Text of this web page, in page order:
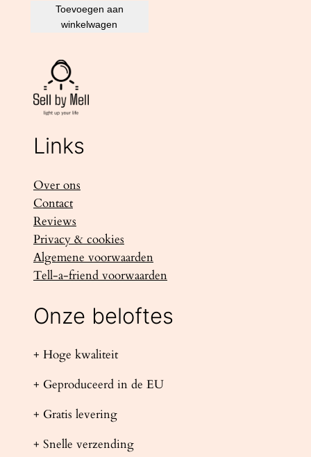
Toevoegen aan
winkelwagen
Links
Over ons
Contact
Reviews
Privacy & cookies
Algemene voorwaarden
Tell-a-friend voorwaarden
Onze beloftes
+ Hoge kwaliteit
+ Geproduceerd in de EU
+ Gratis levering
+ Snelle verzending